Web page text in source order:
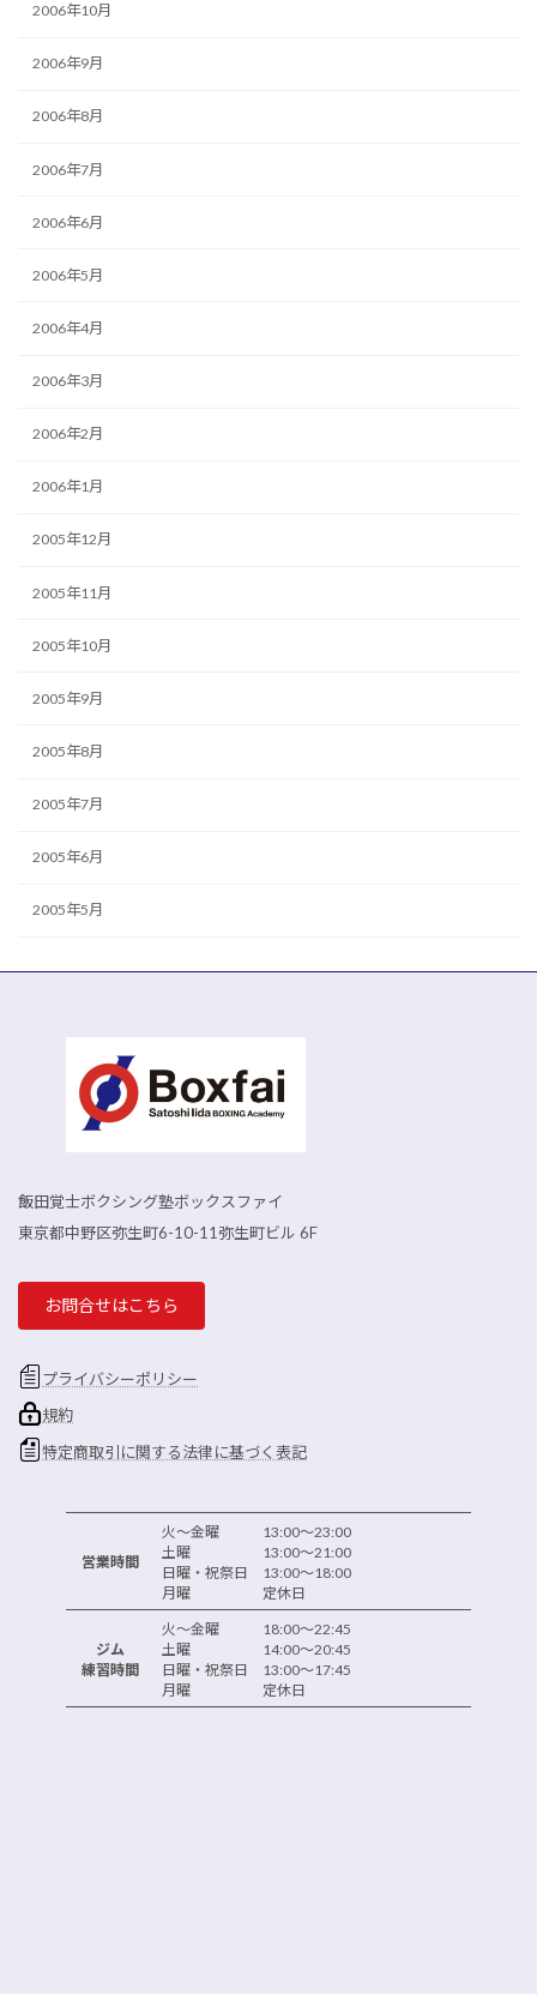
2006年10月
2006年9月
2006年8月
2006年7月
2006年6月
2006年5月
2006年4月
2006年3月
2006年2月
2006年1月
2005年12月
2005年11月
2005年10月
2005年9月
2005年8月
2005年7月
2005年6月
2005年5月
飯田覚士ボクシング塾ボックスファイ
東京都中野区弥生町6-10-11弥生町ビル 6F
お問合せはこちら
プライバシーポリシー
規約
特定商取引に関する法律に基づく表記
営業時間
火～金曜 13:00～23:00
土曜 13:00～21:00
日曜・祝祭日 13:00～18:00
月曜 定休日
ジム
練習時間
火～金曜 18:00～22:45
土曜 14:00～20:45
日曜・祝祭日 13:00～17:45
月曜 定休日